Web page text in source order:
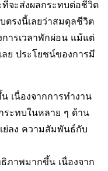
ทีจะส่งผลกระทบต่อชีวิต
ตรงนี้เลยว่าสมดุลชีวิต
ารเวลาพักผ่อน แม้แต่
ลย ประโยชน์ของการมี
เนื่องจากการทำงาน
ระทบในหลาย ๆ ด้าน
ย่ลง ความสัมพันธ์กับ
ภาพมากขึ้น เนื่องจาก